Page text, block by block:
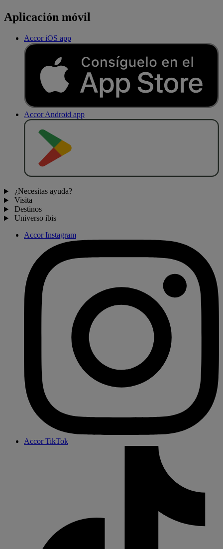
Aplicación móvil
Accor iOS app
Accor Android app
¿Necesitas ayuda?
Visita
Destinos
Universo ibis
Accor Instagram
Accor TikTok